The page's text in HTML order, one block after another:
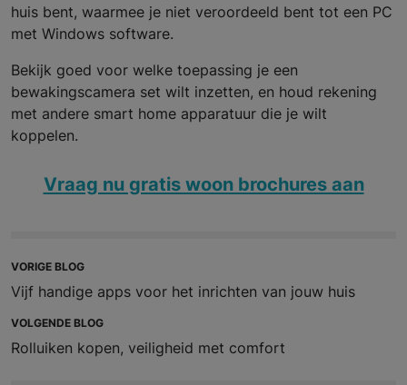
huis bent, waarmee je niet veroordeeld bent tot een PC
met Windows software.
Bekijk goed voor welke toepassing je een
bewakingscamera set wilt inzetten, en houd rekening
met andere smart home apparatuur die je wilt
koppelen.
Vraag nu gratis woon brochures aan
VORIGE BLOG
Vijf handige apps voor het inrichten van jouw huis
VOLGENDE BLOG
Rolluiken kopen, veiligheid met comfort